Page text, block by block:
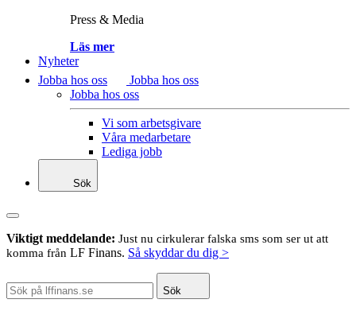
Press & Media
Läs mer
Nyheter
Jobba hos oss
Jobba hos oss
Jobba hos oss
Vi som arbetsgivare
Våra medarbetare
Lediga jobb
Sök
Viktigt meddelande: Just nu cirkulerar falska sms som ser ut att
komma från LF Finans. Så skyddar du dig >
Sök